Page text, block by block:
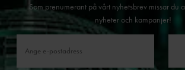
Som prenumerant på vårt nyhetsbrev missar du
nyheter och kampanjer!